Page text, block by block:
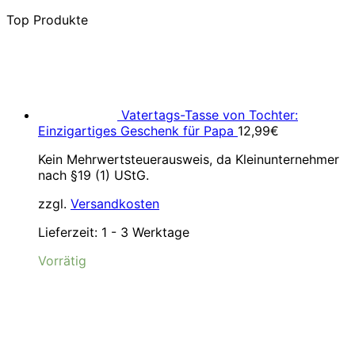
Top Produkte
Vatertags-Tasse von Tochter:
Einzigartiges Geschenk für Papa 12,99€
Kein Mehrwertsteuerausweis, da Kleinunternehmer
nach §19 (1) UStG.
zzgl. Versandkosten
Lieferzeit: 1 - 3 Werktage
Vorrätig